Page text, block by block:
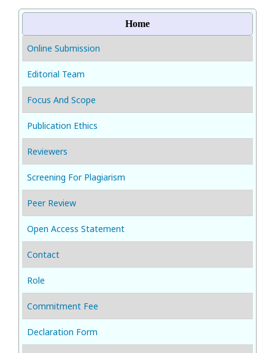
Home
Online Submission
Editorial Team
Focus And Scope
Publication Ethics
Reviewers
Screening For Plagiarism
Peer Review
Open Access Statement
Contact
Role
Commitment Fee
Declaration Form